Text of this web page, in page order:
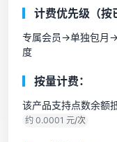
计费优先级（按
专属会员->单独包月-
度
按量计费：
该产品支持点数余额
约 0.0001 元/次